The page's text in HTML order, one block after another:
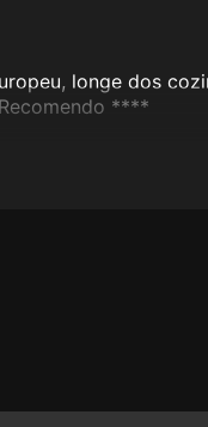
longe dos
****